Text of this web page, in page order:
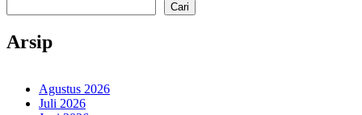
Cari
Arsip
Agustus 2026
Juli 2026